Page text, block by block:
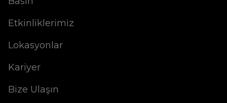
Etkinliklerimiz
Lokasyonlar
Kariyer
Bize Ulaşın